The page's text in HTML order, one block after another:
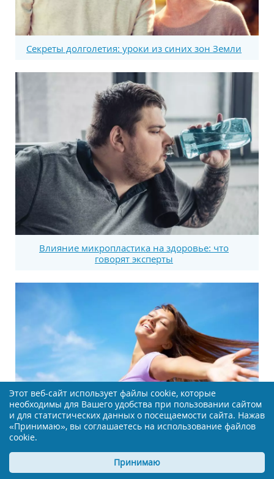
Секреты долголетия: уроки из синих зон Земли
Влияние микропластика на здоровье: что
говорят эксперты
Новый подход к менопаузе: заморозка ткани
яичника может изменить все
Этот веб-сайт использует файлы cookie, которые
необходимы для Вашего удобства при пользовании сайтом
и для статистических данных о посещаемости сайта. Нажав
«Принимаю», вы соглашаетесь на использование файлов
cookie.
Принимаю